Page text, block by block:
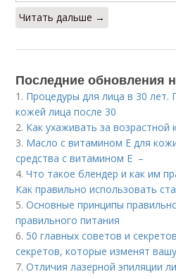
Читать дальше →
Последние обновления
1. Процедуры для лица в 30 лет.
кожей лица после 30
2. Как ухаживать за
3. Масло с витамином Е для
средства с витамином Е –
4.Что такое блендер и как им
Как правильно использовать
5.Основные принципы
правильного питания
6. 50 главных советов и
секретов, которые изменят
7.Отличия лазерной эпиляции